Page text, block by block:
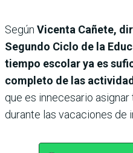
Según Vicenta Cañete,
Segundo Ciclo de la
tiempo escolar ya es
completo de las
que es innecesario
durante las vacaciones de